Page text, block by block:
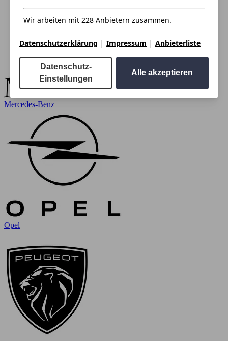
Mercedes-Benz
Opel
Wir arbeiten mit 228 Anbietern zusammen.
Datenschutzerklärung | Impressum | Anbieterliste
Datenschutz-
Einstellungen
Alle akzeptieren